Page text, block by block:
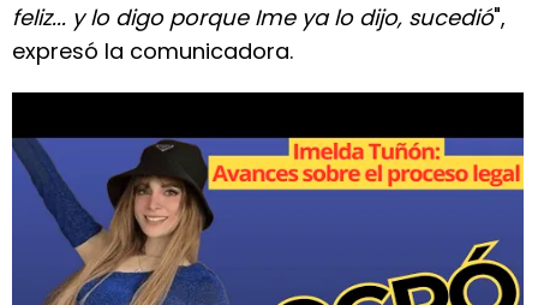
feliz... y lo digo porque Ime ya lo dijo, sucedió",
expresó la comunicadora.